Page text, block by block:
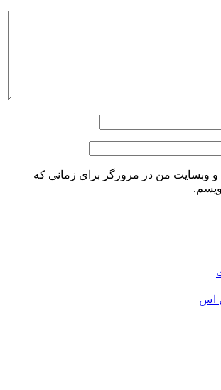
و وبسایت من در مرورگر برای زمانی که
اس